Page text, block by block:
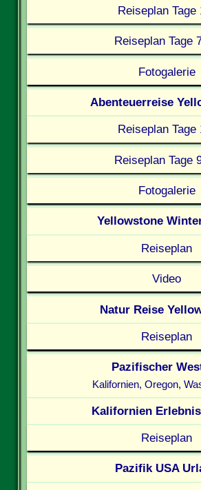
Reiseplan Tage
Reiseplan Tage
Fotogalerie
Abenteuerreise
Reiseplan Tage
Reiseplan Tage
Fotogalerie
Yellowstone
Reiseplan
Video
Natur Reise
Reiseplan
Pazifischer
Kalifornien, Oregon,
Kalifornien
Reiseplan
Pazifik USA